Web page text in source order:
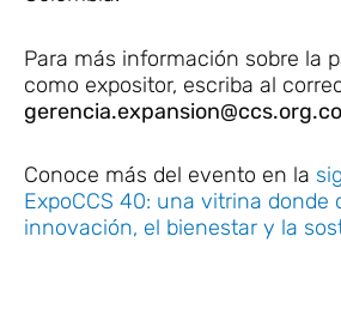
Para más información sobre la
como expositor, escriba al
gerencia.expansion@ccs.org.co
Conoce más del evento en la
ExpoCCS 40: una vitrina donde
innovación, el bienestar y la